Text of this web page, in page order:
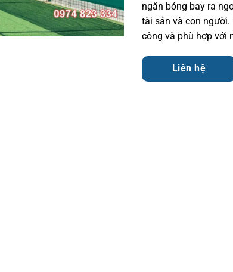
ngăn bóng bay ra
tài sản và con người.
công và phù hợp với
Liên hệ